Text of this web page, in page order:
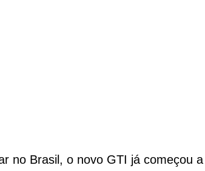
no Brasil, o novo GTI já começou